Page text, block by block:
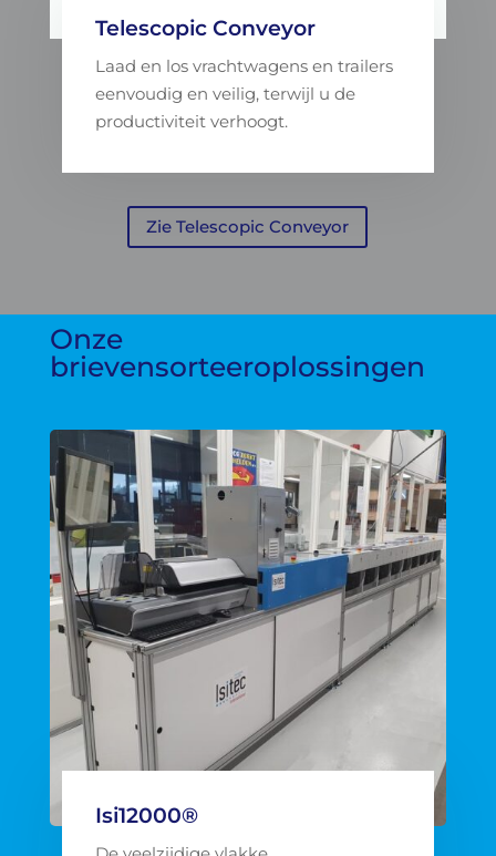
Telescopic Conveyor
Laad en los vrachtwagens en trailers
eenvoudig en veilig, terwijl u de
productiviteit verhoogt.
Zie Telescopic Conveyor
Onze
brievensorteeroplossingen
Isi12000®